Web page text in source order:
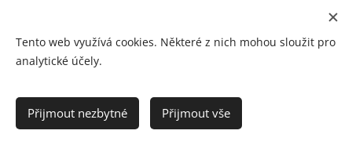
Cookies
Tento web využívá cookies. Některé z nich mohou sloužit pro
analytické účely.
Přijmout nezbytné Přijmout vše